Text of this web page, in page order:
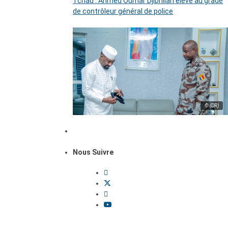
de contrôleur général de police
© (DR)
Nous Suivre